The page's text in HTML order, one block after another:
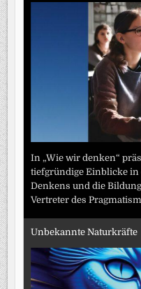
In „Wie wir denken“
tiefgründige Einblicke in
Denkens und die
Vertreter des
Unbekannte Naturkräfte